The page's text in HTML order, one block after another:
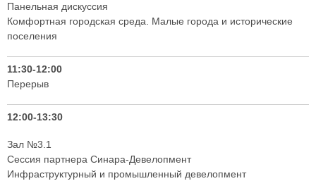
Панельная дискуссия
Комфортная городская среда. Малые города и исторические
поселения
11:30-12:00
Перерыв
12:00-13:30
Зал №3.1
Сессия партнера Синара-Девелопмент
Инфраструктурный и промышленный девелопмент